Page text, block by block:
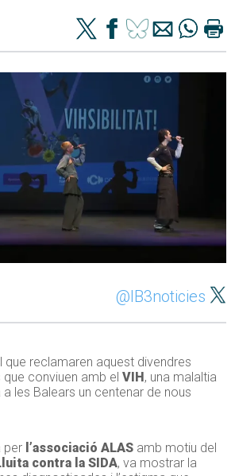
@IB3noticies
que reclamaren aquest divendres
que conviuen amb elVIH, una malaltia
les Balears un centenar de nous
per l’associació ALAS amb motiu del
contra la SIDA, va mostrar la